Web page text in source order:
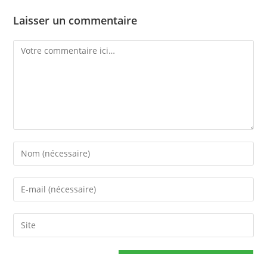
Laisser un commentaire
Comment
Enter
your
name
comment
Enter
your
email
address
Saisir
l’URL